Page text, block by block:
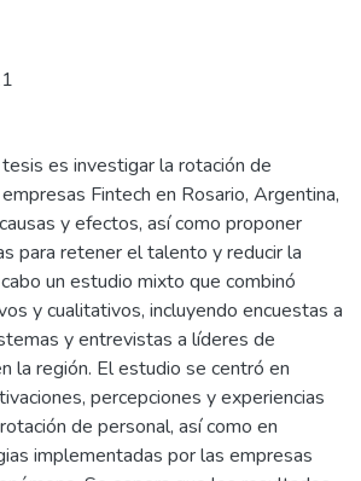
es investigar la rotación de
Fintech en Rosario, Argentina,
y efectos, así como proponer
para retener el talento y reducir la
un estudio mixto que combinó
y cualitativos, incluyendo encuestas a
y entrevistas a líderes de
la región. El estudio se centró en
percepciones y experiencias
de personal, así como en
implementadas por las empresas